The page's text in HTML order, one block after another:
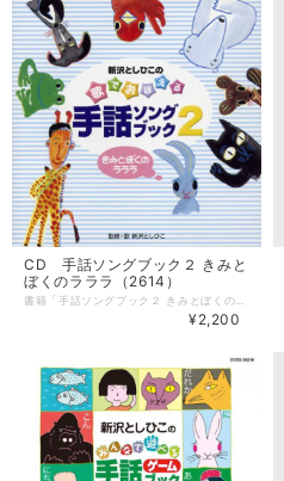
CD 手話ソングブック２ きみと
ぼくのラララ（2614）
¥2,200